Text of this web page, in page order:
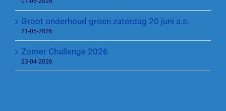
Groot onderhoud groen zaterdag 20 juni a.s.
21-05-2026
Zomer Challenge 2026
23-04-2026